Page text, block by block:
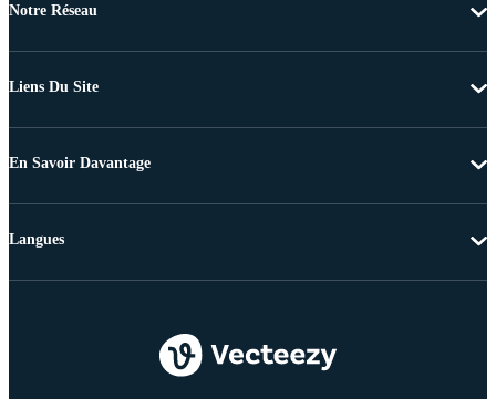
Notre Réseau
Liens Du Site
En Savoir Davantage
Langues